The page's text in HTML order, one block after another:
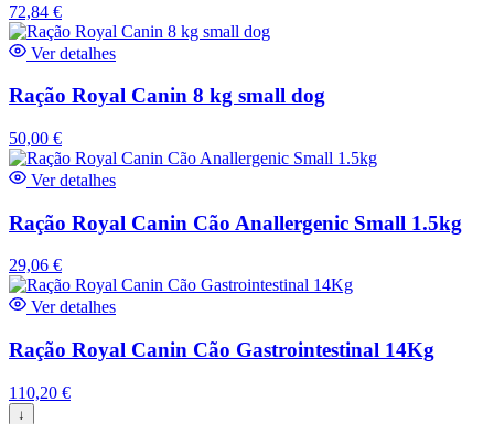
72,84 €
Ver detalhes
Ração Royal Canin 8 kg small dog
50,00 €
Ver detalhes
Ração Royal Canin Cão Anallergenic Small 1.5kg
29,06 €
Ver detalhes
Ração Royal Canin Cão Gastrointestinal 14Kg
110,20 €
↓